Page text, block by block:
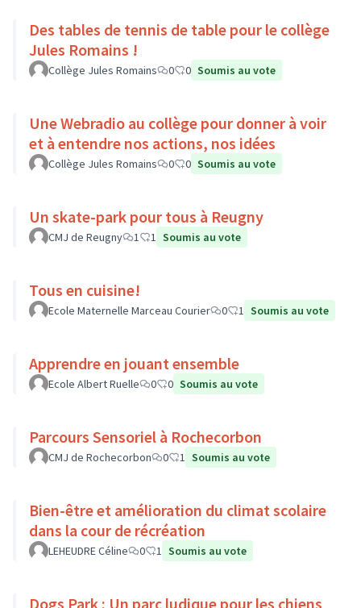
Des tables de tennis de table pour le collège
Jules Romains !
Collège Jules Romains 0 0 Soumis au vote
Une Webradio au collège pour donner à voir
et à entendre nos actions, nos idées
Collège Jules Romains 0 0 Soumis au vote
Un skate-park pour tous à Reugny
CMJ de Reugny 1 1 Soumis au vote
Tous en cuisine!
Ecole Maternelle Marceau Courier 0 1 Soumis au vote
Apprendre en jouant ensemble
Ecole Albert Ruelle 0 0 Soumis au vote
Parcours Sensoriel à Rochecorbon
CMJ de Rochecorbon 0 1 Soumis au vote
Bien-être et amélioration du climat scolaire
dans la cour de récréation
LEHEUDRE Céline 0 1 Soumis au vote
Dogs Park : Un parc ludique pour les chiens